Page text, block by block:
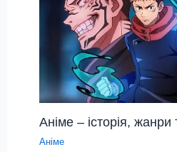
Аніме – історія, жанри
Аніме